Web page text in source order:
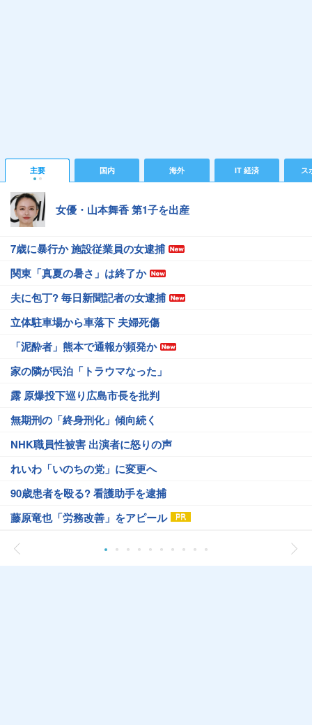
主要 国内 海外 IT 経済 ス
女優・山本舞香 第1子を出産
7歳に暴行か 施設従業員の女逮捕
関東「真夏の暑さ」は終了か
夫に包丁? 毎日新聞記者の女逮捕
立体駐車場から車落下 夫婦死傷
「泥酔者」熊本で通報が頻発か
家の隣が民泊「トラウマなった」
露 原爆投下巡り広島市長を批判
無期刑の「終身刑化」傾向続く
NHK職員性被害 出演者に怒りの声
れいわ「いのちの党」に変更へ
90歳患者を殴る? 看護助手を逮捕
藤原竜也「労務改善」をアピール